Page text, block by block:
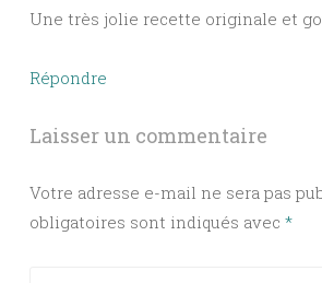
Une très jolie recette originale et
Répondre
Laisser un commentaire
Votre adresse e-mail ne sera pas
obligatoires sont indiqués avec *